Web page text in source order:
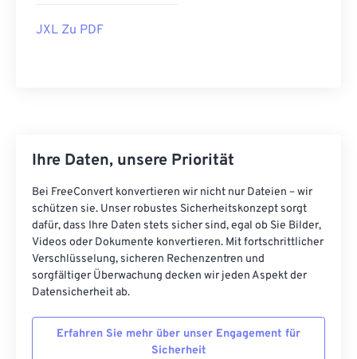
JXL Zu PDF
Ihre Daten, unsere Priorität
Bei FreeConvert konvertieren wir nicht nur Dateien – wir
schützen sie. Unser robustes Sicherheitskonzept sorgt
dafür, dass Ihre Daten stets sicher sind, egal ob Sie Bilder,
Videos oder Dokumente konvertieren. Mit fortschrittlicher
Verschlüsselung, sicheren Rechenzentren und
sorgfältiger Überwachung decken wir jeden Aspekt der
Datensicherheit ab.
Erfahren Sie mehr über unser Engagement für
Sicherheit